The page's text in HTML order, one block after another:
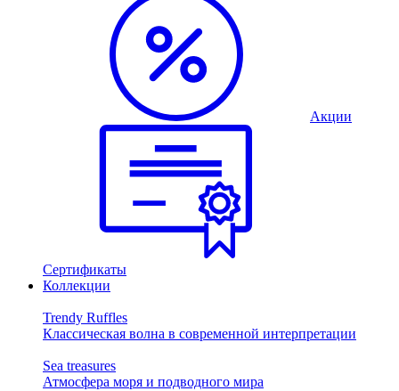
Акции
Сертификаты
Коллекции
Trendy Ruffles
Классическая волна в современной интерпретации
Sea treasures
Атмосфера моря и подводного мира